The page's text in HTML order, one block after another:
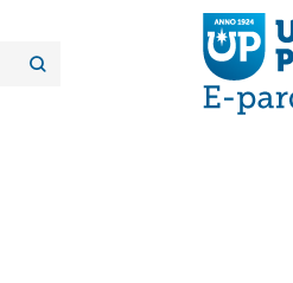
Baltosios pupelės FIAMMA
PUPELĖS